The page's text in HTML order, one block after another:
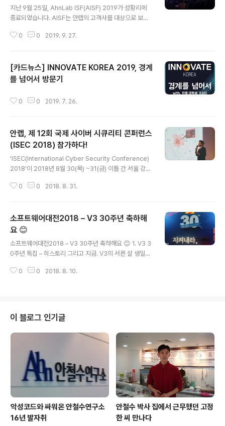
지난 9월 25일, AhnLab ISF(AISF) 2019가 성황리에
종료되었습니다. AISF는 안랩의 고객사를 대상으로 보안
인데요, 오늘은 세 가지 키워드를 통해 AISF 속 논의들을
OT의 부문의 융합이 가속화될 것이며, 이에 따른 보안이
필요하다고 말했습니다. 그리고 IoT의 시너지가 가장 크게
로, 생산시설은 더 이상 공장자동화에 머물지 않고 스마트
0 0 2019. 9. 27.
[카드뉴스] INNOVATE KOREA 2019, 경계
를 넘어서 방문기
0 0 2019. 7. 26.
안랩, 제 12회 국제 사이버 시큐리티 콘퍼런스
(ISEC 2018) 참가하다!
'ISEC(International Cyber Security Conference)
2018'이 2018년 8월 30(목) ~31(금) 이틀 간 서울 강남
는 실질적인 보안실무자 5,000여 명이 참석하는 국내 최
문했다고 합니다. 안랩 또한 ISEC 2018 전시에 참가했는
데요,이번 전시에서 안랩은 아래 제품들을 선보였습니다.
엔드포인트 영역에 대한 지속적인 모니터링을 통해 위협
가시성을 제공하는 차세대 엔드포인트 위협 탐지•대응 솔
루션 ‘안랩 EDR(Endpoint Detection and Respons
e)' 제품보기 심층적인 ..
0 0 2018. 8. 31.
소프트웨어대전2018 – V3 30주년 축하해
요 😊
소프트웨어대전2018 – V3 30주년 축하해요 😊 1. V3 3
0주년 특집 – 히스토리 그리고 지금. V3의 서른 살 생일을
자가 브레인 바이러스를 점검/치료하기 위해 개발한 Vacci
및 신제품 전시를 했는데요,저희 기자단도 이 자리에 함께
했습니다. 2. 들어가며 소프트웨어대전은 소프트웨이브 조
직위원회에서 주최하고 7개의 정부 부처를 비롯한 26개
단체가 후원한 국제 소프트웨어 전시회입니다. 2만명이 넘
는 사전등록인원과 185개의 업체가 참가한 만큼 그 규모
또한 매..
0 0 2018. 8. 10.
이 블로그 인기글
악성코드와 싸워온 안철수연구소
16년 발자취
안철수 박사 집에서 근무했던 고정
한 씨 만나다